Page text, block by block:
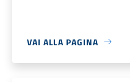
VAI ALLA PAGINA